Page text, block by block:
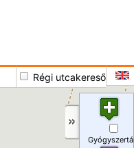
Régi utcakereső